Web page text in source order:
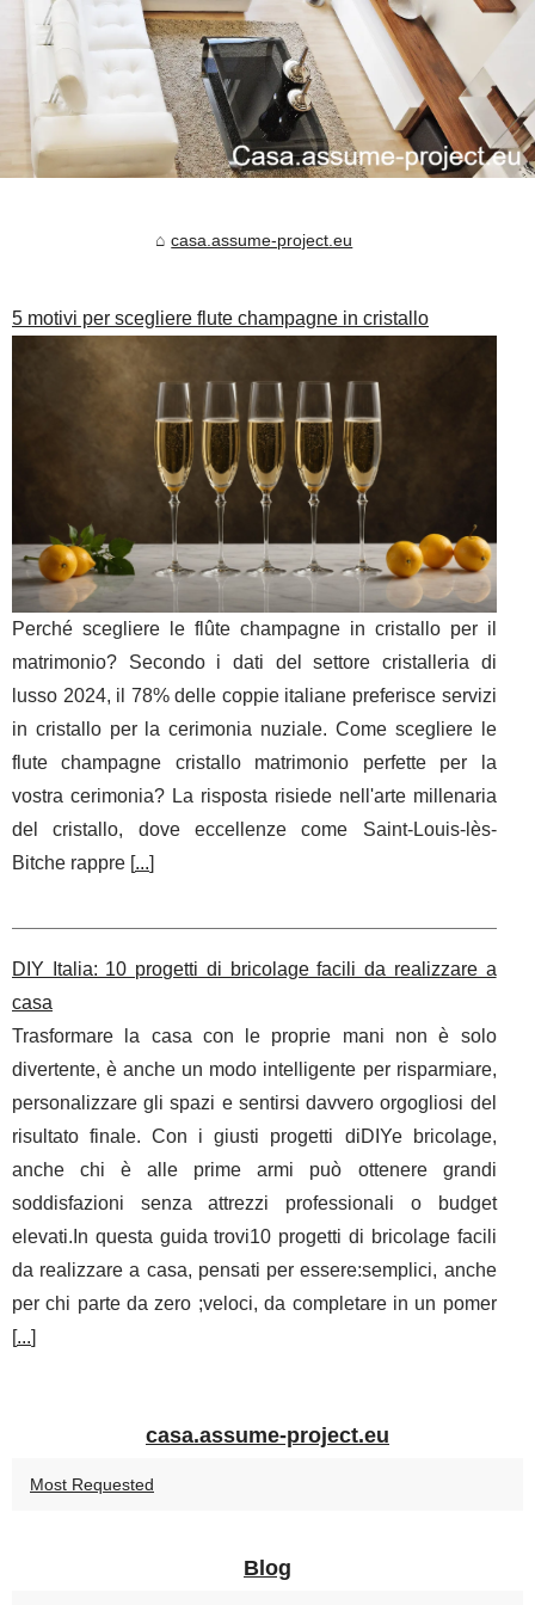
casa.assume-project.eu
5 motivi per scegliere flute champagne in cristallo
Perché scegliere le flûte champagne in cristallo per il
matrimonio? Secondo i dati del settore cristalleria di
lusso 2024, il 78% delle coppie italiane preferisce servizi
in cristallo per la cerimonia nuziale. Come scegliere le
flute champagne cristallo matrimonio perfette per la
vostra cerimonia? La risposta risiede nell'arte millenaria
del cristallo, dove eccellenze come Saint-Louis-lès-
Bitche rappre [...]
DIY Italia: 10 progetti di bricolage facili da realizzare a
casa
Trasformare la casa con le proprie mani non è solo
divertente, è anche un modo intelligente per risparmiare,
personalizzare gli spazi e sentirsi davvero orgogliosi del
risultato finale. Con i giusti progetti diDIYe bricolage,
anche chi è alle prime armi può ottenere grandi
soddisfazioni senza attrezzi professionali o budget
elevati.In questa guida trovi10 progetti di bricolage facili
da realizzare a casa, pensati per essere:semplici, anche
per chi parte da zero ;veloci, da completare in un pomer
[...]
casa.assume-project.eu
Most Requested
Blog